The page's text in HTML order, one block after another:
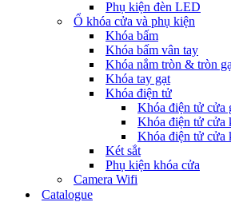
Phụ kiện đèn LED
Ổ khóa cửa và phụ kiện
Khóa bấm
Khóa bấm vân tay
Khóa nắm tròn & tròn
Khóa tay gạt
Khóa điện tử
Khóa điện tử cửa
Khóa điện tử cửa
Khóa điện tử cửa
Két sắt
Phụ kiện khóa cửa
Camera Wifi
Catalogue